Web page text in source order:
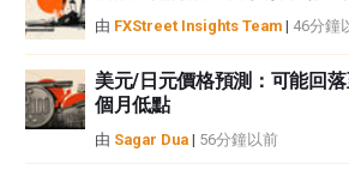
由 FXStreet Insights Team | 46分鐘
美元/日元價格預測：可能回
個月低點
由 Sagar Dua | 56分鐘以前